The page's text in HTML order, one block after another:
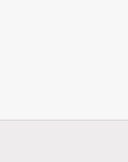
אקולוגיה